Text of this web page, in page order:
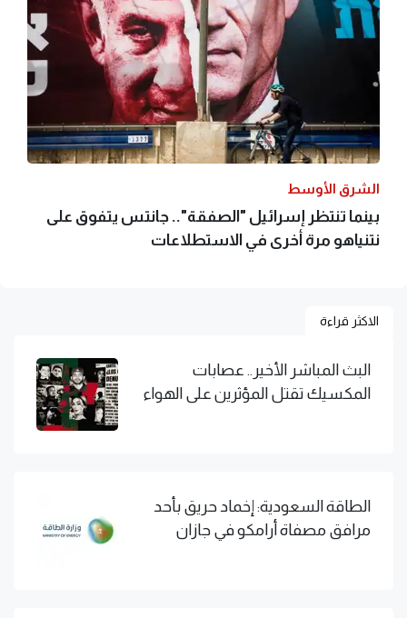
الشرق الأوسط
بينما تنتظر إسرائيل "الصفقة".. جانتس يتفوق على
نتنياهو مرة أخرى في الاستطلاعات
الاكثر قراءة
البث المباشر الأخير.. عصابات
المكسيك تقتل المؤثرين على الهواء
الطاقة السعودية: إخماد حريق بأحد
مرافق مصفاة أرامكو في جازان